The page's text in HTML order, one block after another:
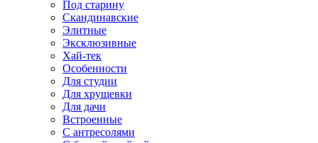
Под старину
Скандинавские
Элитные
Эксклюзивные
Хай-тек
Особенности
Для студии
Для хрущевки
Для дачи
Встроенные
С антресолями